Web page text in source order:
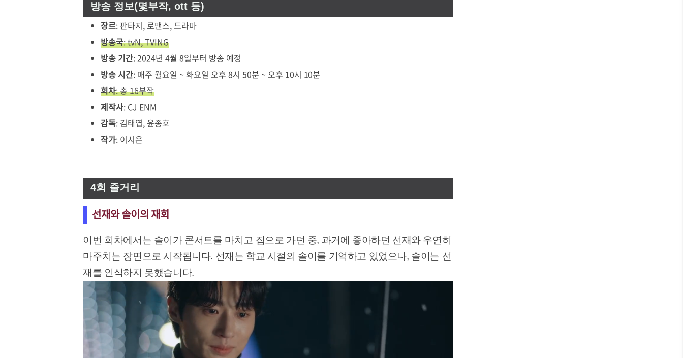
방송 정보(몇부작, ott 등)
장르: 판타지, 로맨스, 드라마
방송국: tvN, TVING
방송 기간: 2024년 4월 8일부터 방송 예정
방송 시간: 매주 월요일 ~ 화요일 오후 8시 50분 ~ 오후 10시 10분
회차: 총 16부작
제작사: CJ ENM
감독: 김태엽, 윤종호
작가: 이시은
4회 줄거리
선재와 솔이의 재회
이번 회차에서는 솔이가 콘서트를 마치고 집으로 가던 중, 과거에 좋아하던 선재와 우연히
마주치는 장면으로 시작됩니다. 선재는 학교 시절의 솔이를 기억하고 있었으나, 솔이는 선
재를 인식하지 못했습니다.